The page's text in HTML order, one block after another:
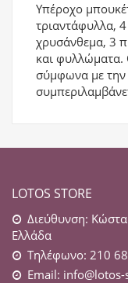
Υπέροχο
τριαντάφυλλα, 4
χρυσάνθεμα, 3
και
σύμφωνα με την
LOTOS STORE
Διεύθυνση:
Ελλάδα
Τηλέφωνο: 210
Email: